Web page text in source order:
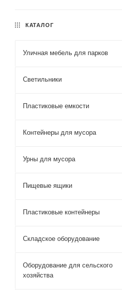
КАТАЛОГ
Уличная мебель для парков
Светильники
Пластиковые емкости
Контейнеры для мусора
Урны для мусора
Пищевые ящики
Пластиковые контейнеры
Складское оборудование
Оборудование для сельского
хозяйства